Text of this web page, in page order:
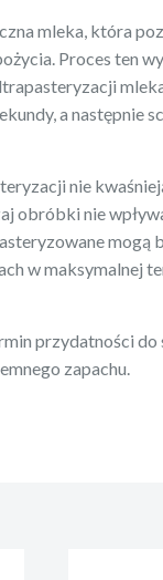
mleka, która
Proces ten
a następnie
nie
obróbki nie
mogą
w maksymalnej
przydatności do
zapachu.